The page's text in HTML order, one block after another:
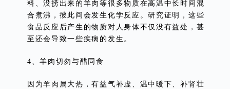
料、没捞出来的羊肉等很多物质在高温中长时间混
合煮沸，彼此间会发生化学反应。研究证明，这些
食品反应后产生的物质对人身体不仅没有益处，甚
至还会导致一些疾病的发生。
4、羊肉切勿与醋同食
因为羊肉属大热，有益气补虚、温中暖下、补肾壮